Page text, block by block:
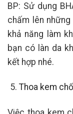
BP: Sử dụng
chấm lên
khả năng làm
bạn có làn da
kết hợp nhé.
Thoa kem